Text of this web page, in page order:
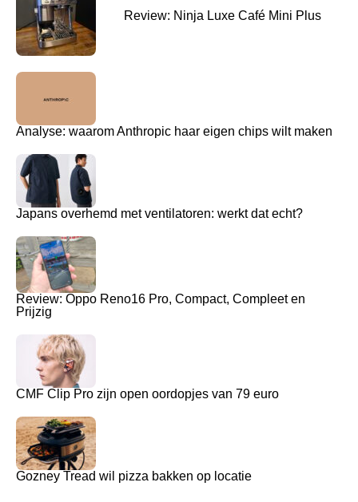
Review: Ninja Luxe Café Mini Plus
Analyse: waarom Anthropic haar eigen chips wilt maken
Japans overhemd met ventilatoren: werkt dat echt?
Review: Oppo Reno16 Pro, Compact, Compleet en
Prijzig
CMF Clip Pro zijn open oordopjes van 79 euro
Gozney Tread wil pizza bakken op locatie